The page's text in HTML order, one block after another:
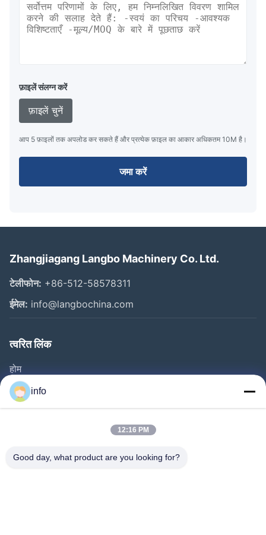
फ़ाइलें संलग्न करें
फ़ाइलें चुनें
आप 5 फ़ाइलों तक अपलोड कर सकते हैं और प्रत्येक फ़ाइल का आकार अधिकतम 10M है।
जमा करें
Zhangjiagang Langbo Machinery Co. Ltd.
टेलीफोन: +86-512-58578311
ईमेल: info@langbochina.com
त्वरित लिंक
होम
उत्पाद
वीडियो
फैक्टरी यात्रा
info
12:16 PM
Good day, what product are you looking for?